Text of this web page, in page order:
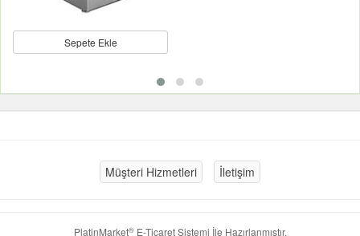
Sepete Ekle
Müşteri Hizmetleri İletişim
PlatinMarket®E-Ticaret Sistemi İle Hazırlanmıştır.